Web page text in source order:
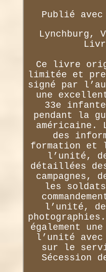
Publié
Lynchburg,
Ce livre
limitée et
signé par
une
33e
pendant la
américaine.
des
formation et
l’unité,
détaillées
campagnes,
les
l’unité,
également
l’unité
sur le
Sécession